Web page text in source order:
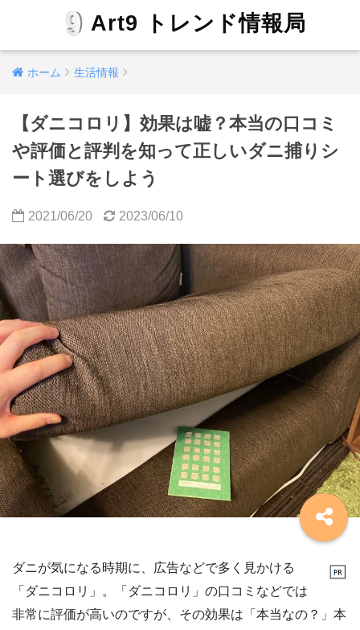
Art9 トレンド情報局
ホーム 生活情報
【ダニコロリ】効果は嘘？本当の口コミ
や評価と評判を知って正しいダニ捕りシ
ート選びをしよう
2021/06/20 2023/06/10
ダニが気になる時期に、広告などで多く見かける
「ダニコロリ」。「ダニコロリ」の口コミなどでは
非常に評価が高いのですが、その効果は「本当なの？」本